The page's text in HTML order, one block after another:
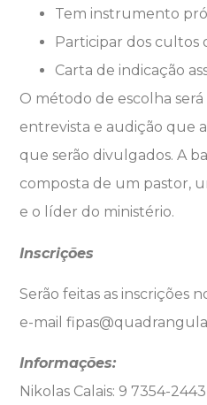
Tem instrumento
Participar dos cultos
Carta de indicação
O método de escolha
entrevista e audição que
que serão divulgados. A
composta de um pastor,
e o líder do ministério.
Inscrições
Serão feitas as inscrições
e-mail
Informações:
Nikolas Calais: 9 7354-2443